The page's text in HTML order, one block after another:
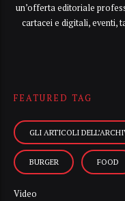
un’offerta editoriale
cartacei e digitali, eventi,
FEATURED TAG
GLI ARTICOLI
BURGER FOOD
Video